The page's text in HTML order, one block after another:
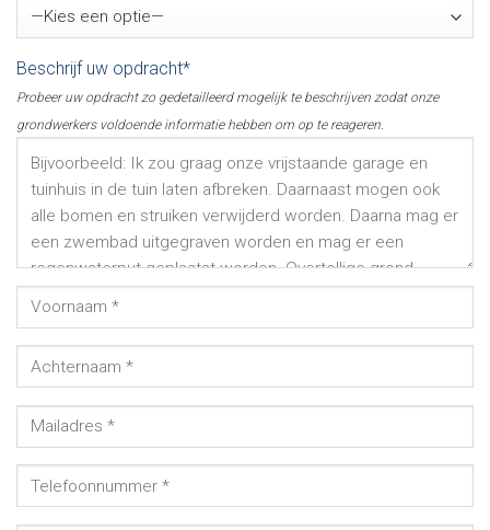
Beschrijf uw opdracht*
Probeer uw opdracht zo gedetailleerd mogelijk te beschrijven zodat onze
grondwerkers voldoende informatie hebben om op te reageren.